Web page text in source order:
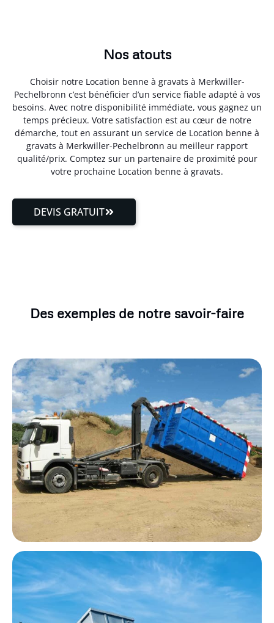
Nos atouts
Choisir notre Location benne à gravats à Merkwiller-
Pechelbronn c’est bénéficier d’un service fiable adapté à vos
besoins. Avec notre disponibilité immédiate, vous gagnez un
temps précieux. Votre satisfaction est au cœur de notre
démarche, tout en assurant un service de Location benne à
gravats à Merkwiller-Pechelbronn au meilleur rapport
qualité/prix. Comptez sur un partenaire de proximité pour
votre prochaine Location benne à gravats.
DEVIS GRATUIT
Des exemples de notre savoir-faire